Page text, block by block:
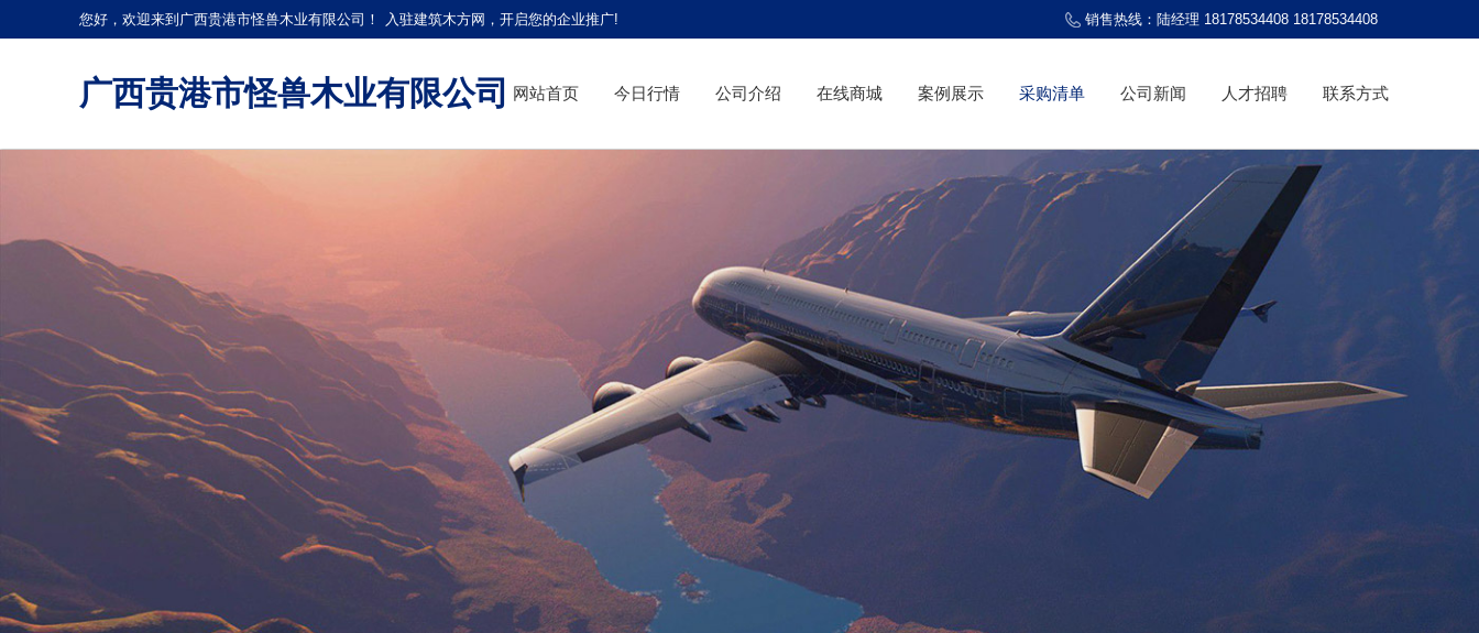
您好，欢迎来到广西贵港市怪兽木业有限公司！ 入驻建筑木方网，开启您的企业推广! 销售热线：陆经理 18178534408 18178534408
广西贵港市怪兽木业有限公司 网站首页 今日行情 公司介绍 在线商城 案例展示 采购清单 公司新闻 人才招聘 联系方式